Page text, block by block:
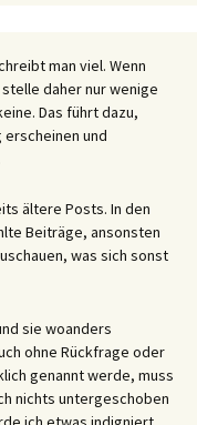
man viel. Wenn
daher nur wenige
Das führt dazu,
erscheinen und
ältere Posts. In den
Beiträge, ansonsten
was sich sonst
sie woanders
ohne Rückfrage oder
genannt werde, muss
nichts untergeschoben